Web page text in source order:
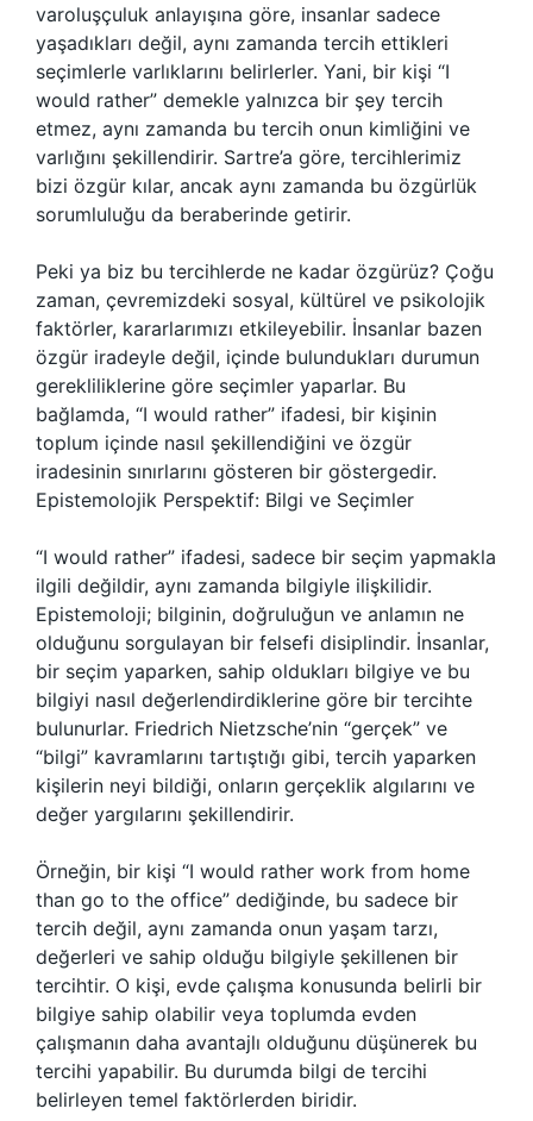
varoluşçuluk anlayışına göre, insanlar sadece
yaşadıkları değil, aynı zamanda tercih ettikleri
seçimlerle varlıklarını belirlerler. Yani, bir kişi “I
would rather” demekle yalnızca bir şey tercih
etmez, aynı zamanda bu tercih onun kimliğini ve
varlığını şekillendirir. Sartre’a göre, tercihlerimiz
bizi özgür kılar, ancak aynı zamanda bu özgürlük
sorumluluğu da beraberinde getirir.
Peki ya biz bu tercihlerde ne kadar özgürüz? Çoğu
zaman, çevremizdeki sosyal, kültürel ve psikolojik
faktörler, kararlarımızı etkileyebilir. İnsanlar bazen
özgür iradeyle değil, içinde bulundukları durumun
gerekliliklerine göre seçimler yaparlar. Bu
bağlamda, “I would rather” ifadesi, bir kişinin
toplum içinde nasıl şekillendiğini ve özgür
iradesinin sınırlarını gösteren bir göstergedir.
Epistemolojik Perspektif: Bilgi ve Seçimler
“I would rather” ifadesi, sadece bir seçim yapmakla
ilgili değildir, aynı zamanda bilgiyle ilişkilidir.
Epistemoloji; bilginin, doğruluğun ve anlamın ne
olduğunu sorgulayan bir felsefi disiplindir. İnsanlar,
bir seçim yaparken, sahip oldukları bilgiye ve bu
bilgiyi nasıl değerlendirdiklerine göre bir tercihte
bulunurlar. Friedrich Nietzsche’nin “gerçek” ve
“bilgi” kavramlarını tartıştığı gibi, tercih yaparken
kişilerin neyi bildiği, onların gerçeklik algılarını ve
değer yargılarını şekillendirir.
Örneğin, bir kişi “I would rather work from home
than go to the office” dediğinde, bu sadece bir
tercih değil, aynı zamanda onun yaşam tarzı,
değerleri ve sahip olduğu bilgiyle şekillenen bir
tercihtir. O kişi, evde çalışma konusunda belirli bir
bilgiye sahip olabilir veya toplumda evden
çalışmanın daha avantajlı olduğunu düşünerek bu
tercihi yapabilir. Bu durumda bilgi de tercihi
belirleyen temel faktörlerden biridir.